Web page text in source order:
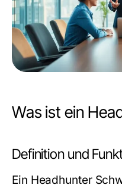
Was ist ein
Definition und
Ein Headhunter